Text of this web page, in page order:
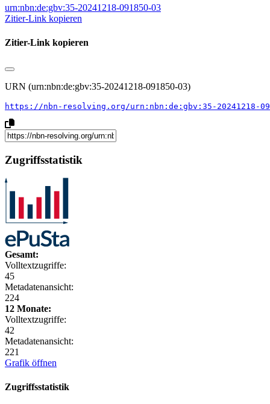
urn:nbn:de:gbv:35-20241218-091850-03
Zitier-Link kopieren
Zitier-Link kopieren
URN (urn:nbn:de:gbv:35-20241218-091850-03)
https://nbn-resolving.org/urn:nbn:de:gbv:35-20241218-
Zugriffsstatistik
Gesamt:
Volltextzugriffe:
45
Metadatenansicht:
224
12 Monate:
Volltextzugriffe:
42
Metadatenansicht:
221
Grafik öffnen
Zugriffsstatistik